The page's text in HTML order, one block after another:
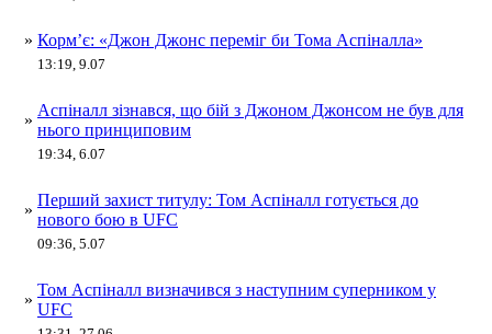
» Корм’є: «Джон Джонс переміг би Тома Аспіналла»
13:19, 9.07
»
Аспіналл зізнався, що бій з Джоном Джонсом не був для
нього принциповим
19:34, 6.07
»
Перший захист титулу: Том Аспіналл готується до
нового бою в UFC
09:36, 5.07
»
Том Аспіналл визначився з наступним суперником у
UFC